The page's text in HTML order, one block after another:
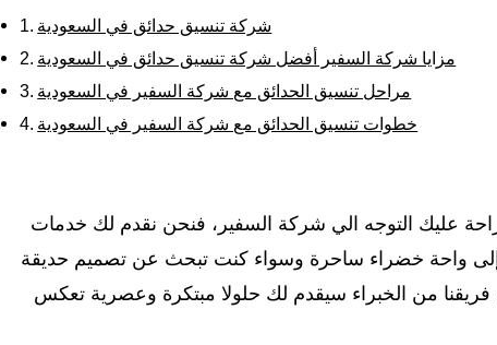
شركة تنسيق حدائق في السعودية
مزايا شركة السفير أفضل شركة تنسيق حدائق في السعودية
مراحل تنسيق الحدائق مع شركة السفير في السعودية
خطوات تنسيق الحدائق مع شركة السفير في السعودية
عليك التوجه الي شركة السفير، فنحن نقدم لك خدمات
إلى واحة خضراء ساحرة وسواء كنت تبحث عن تصميم حديقة
فريقنا من الخبراء سيقدم لك حلولا مبتكرة وعصرية تعكس